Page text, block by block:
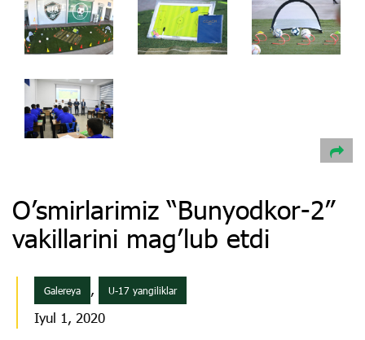
O’smirlarimiz “Bunyodkor-2”
vakillarini mag’lub etdi
Galereya , U-17 yangiliklar
Iyul 1, 2020